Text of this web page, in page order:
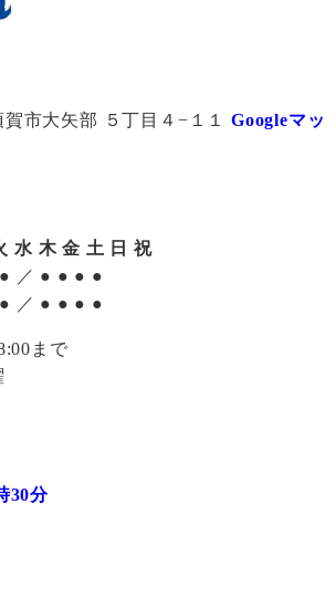
市大矢部 ５丁目４−１１ Googleマッ
水 木 金 土 日 祝
● ／ ● ● ● ●
● ／ ● ● ● ●
まで
30分